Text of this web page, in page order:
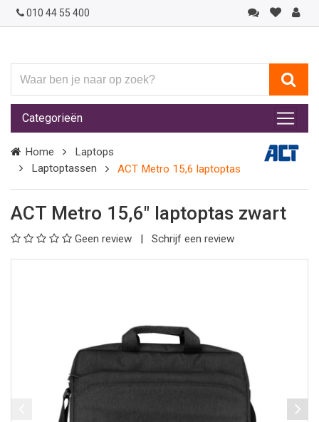
010 44 55 400
ben
je
naar
op
zoek?
Categorieën
Home
Laptops
Laptoptassen
ACT Metro 15,6 laptoptas
ACT Metro 15,6" laptoptas zwart
Geen review Schrijf een review